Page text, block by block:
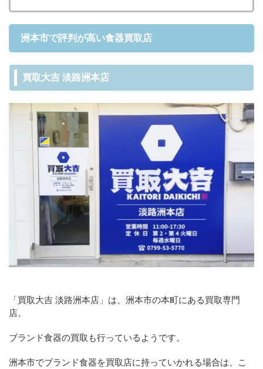
洲本市で評判が高い食器買取店
買取大吉 淡路洲本店
「買取大吉 淡路洲本店」は、洲本市の本町にある買取専門
店。
ブランド食器の買取も行っているようです。
洲本市でブランド食器を買取店に持っていかれる場合は、こ